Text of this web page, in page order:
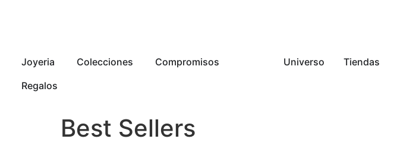
Joyeria Colecciones
Compromisos
Regalos
Universo Tiendas
Best Sellers